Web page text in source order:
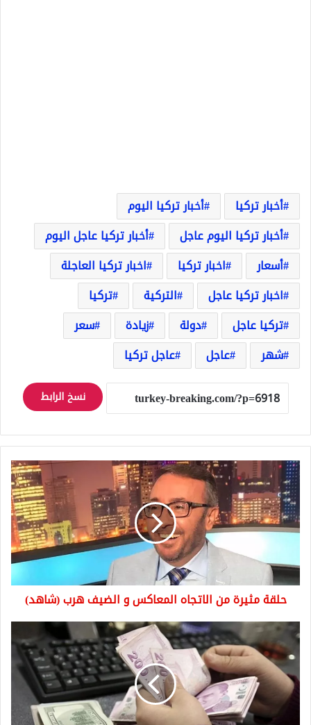
أخبار تركيا
أخبار تركيا اليوم
أخبار تركيا اليوم عاجل
أخبار تركيا عاجل اليوم
أسعار
اخبار تركيا
اخبار تركيا العاجلة
اخبار تركيا عاجل
التركية
تركيا
تركيا عاجل
دولة زيادة
سعر
شهر
عاجل عاجل تركيا
نسخ الرابط
حلقة
مثيرة
من
الاتجاه
المعاكس
هرب
(شاهد)
حلقة مثيرة من الاتجاه المعاكس و الضيف هرب (شاهد)
سعر
صرف
الليرة
التركية
أمام
بقية
العملات